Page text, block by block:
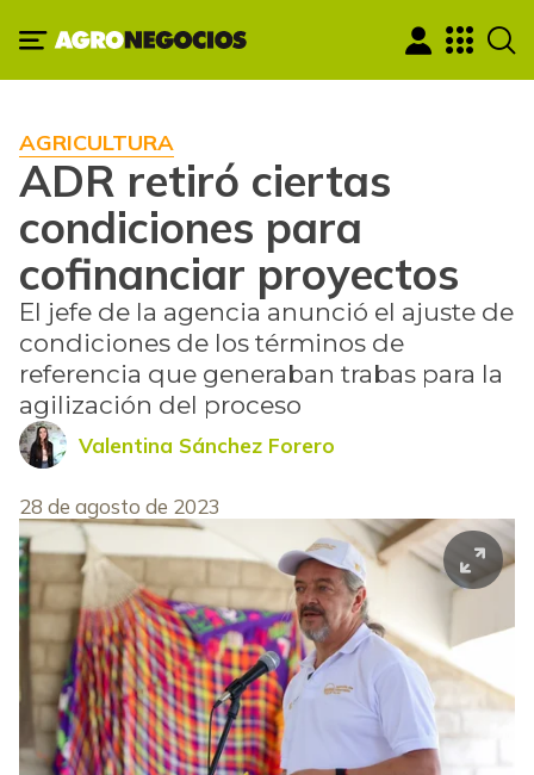
AGRICULTURA
ADR retiró ciertas
condiciones para
cofinanciar proyectos
El jefe de la agencia anunció el ajuste de
condiciones de los términos de
referencia que generaban trabas para la
agilización del proceso
Valentina Sánchez Forero
28 de agosto de 2023